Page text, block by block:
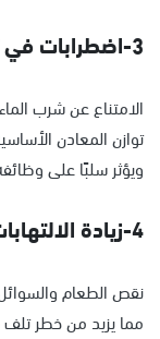
3-اضطرابات في توازن السوائل والمعادن
الامتناع عن شرب
توازن المعادن
ويؤثر سلبًا على
4-زيادة الالتهابات والإجهاد التأكسدي
نقص الطعام
مما يزيد من خطر تلف